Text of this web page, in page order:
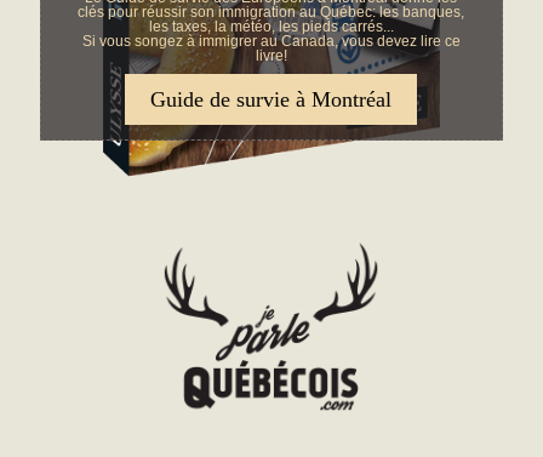
clés pour réussir son immigration au Québec: les banques,
les taxes, la météo, les pieds carrés...
Si vous songez à immigrer au Canada, vous devez lire ce
livre!
Guide de survie à Montréal